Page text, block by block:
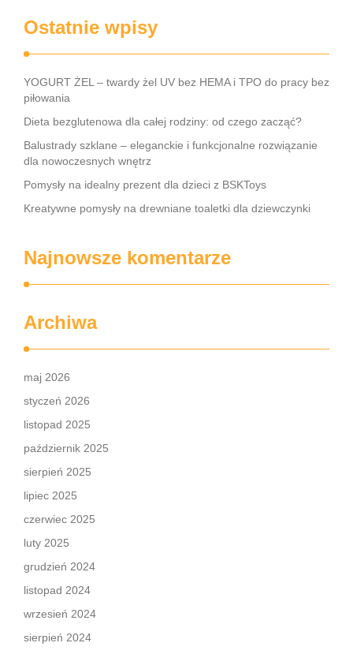
Ostatnie wpisy
YOGURT ŻEL – twardy żel UV bez HEMA i TPO do pracy bez
piłowania
Dieta bezglutenowa dla całej rodziny: od czego zacząć?
Balustrady szklane – eleganckie i funkcjonalne rozwiązanie
dla nowoczesnych wnętrz
Pomysły na idealny prezent dla dzieci z BSKToys
Kreatywne pomysły na drewniane toaletki dla dziewczynki
Najnowsze komentarze
Archiwa
maj 2026
styczeń 2026
listopad 2025
październik 2025
sierpień 2025
lipiec 2025
czerwiec 2025
luty 2025
grudzień 2024
listopad 2024
wrzesień 2024
sierpień 2024